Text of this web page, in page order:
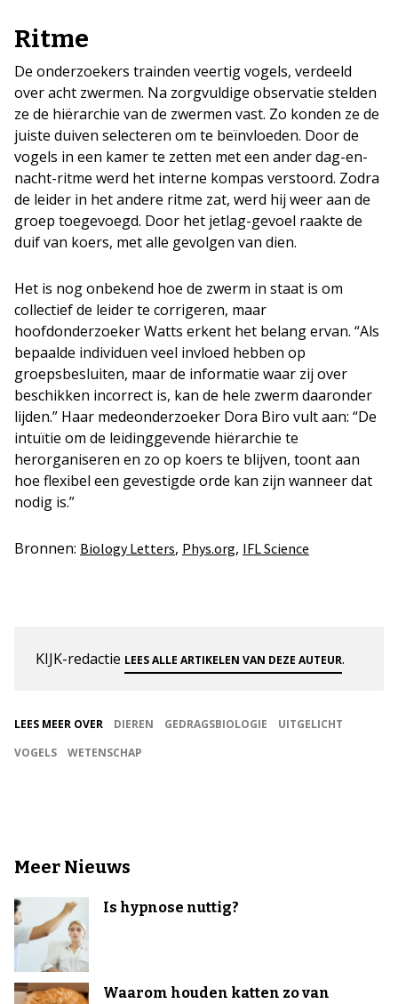
Ritme
De onderzoekers trainden veertig vogels, verdeeld
over acht zwermen. Na zorgvuldige observatie stelden
ze de hiërarchie van de zwermen vast. Zo konden ze de
juiste duiven selecteren om te beïnvloeden. Door de
vogels in een kamer te zetten met een ander dag-en-
nacht-ritme werd het interne kompas verstoord. Zodra
de leider in het andere ritme zat, werd hij weer aan de
groep toegevoegd. Door het jetlag-gevoel raakte de
duif van koers, met alle gevolgen van dien.
Het is nog onbekend hoe de zwerm in staat is om
collectief de leider te corrigeren, maar
hoofdonderzoeker Watts erkent het belang ervan. “Als
bepaalde individuen veel invloed hebben op
groepsbesluiten, maar de informatie waar zij over
beschikken incorrect is, kan de hele zwerm daaronder
lijden.” Haar medeonderzoeker Dora Biro vult aan: “De
intuïtie om de leidinggevende hiërarchie te
herorganiseren en zo op koers te blijven, toont aan
hoe flexibel een gevestigde orde kan zijn wanneer dat
nodig is.”
Bronnen: Biology Letters, Phys.org, IFL Science
KIJK-redactie LEES ALLE ARTIKELEN VAN DEZE AUTEUR.
LEES MEER OVER DIEREN GEDRAGSBIOLOGIE
UITGELICHT
VOGELS
WETENSCHAP
Meer Nieuws
Is hypnose nuttig?
Waarom houden katten zo van